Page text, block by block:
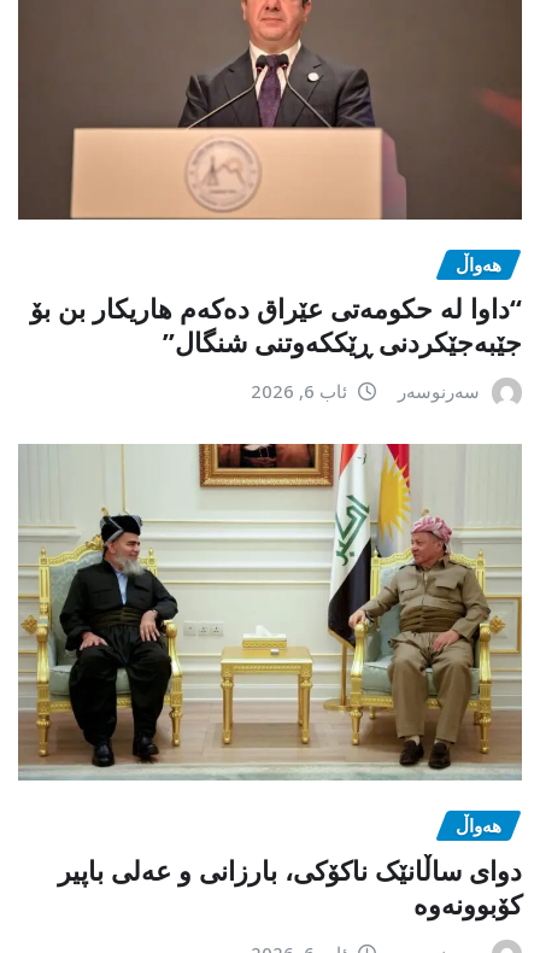
هەواڵ
“داوا لە حكومەتی عێراق دەكەم هاریكار بن بۆ
جێبەجێكردنی ڕێككەوتنی شنگال”
سەرنوسەر ئاب 6, 2026
هەواڵ
دوای ساڵانێک ناکۆکی، بارزانی و عەلی باپیر
کۆبوونەوە